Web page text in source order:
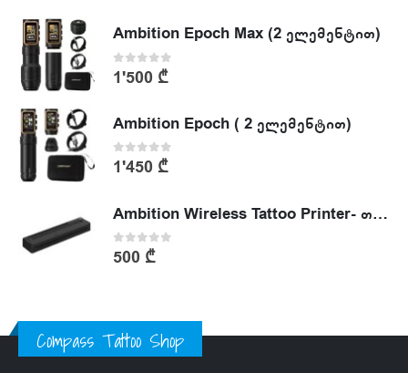
Ambition Epoch Max (2 ელემენტით)
0out of 5
1'500 ₾
Ambition Epoch ( 2 ელემენტით)
0out of 5
1'450 ₾
Ambition Wireless Tattoo Printer- თერმული პრინტერი
0out of 5
500 ₾
Compass Tattoo Shop